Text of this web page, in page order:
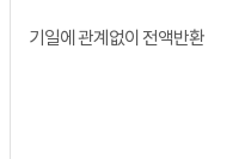
기일에 관계없이 전액반환